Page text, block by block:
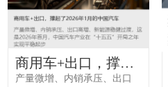
号召，引导企业从打‘价格
战’转向打‘技术战、品质战、
服务战’。在现场看到的不仅
是...
商用车+出口，撑起
了2026年1月的中国
产量微增、内销承压、出口